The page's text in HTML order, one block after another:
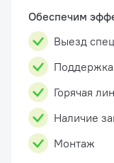
Обеспечим
Выезд
Горячая
Наличие
Монтаж